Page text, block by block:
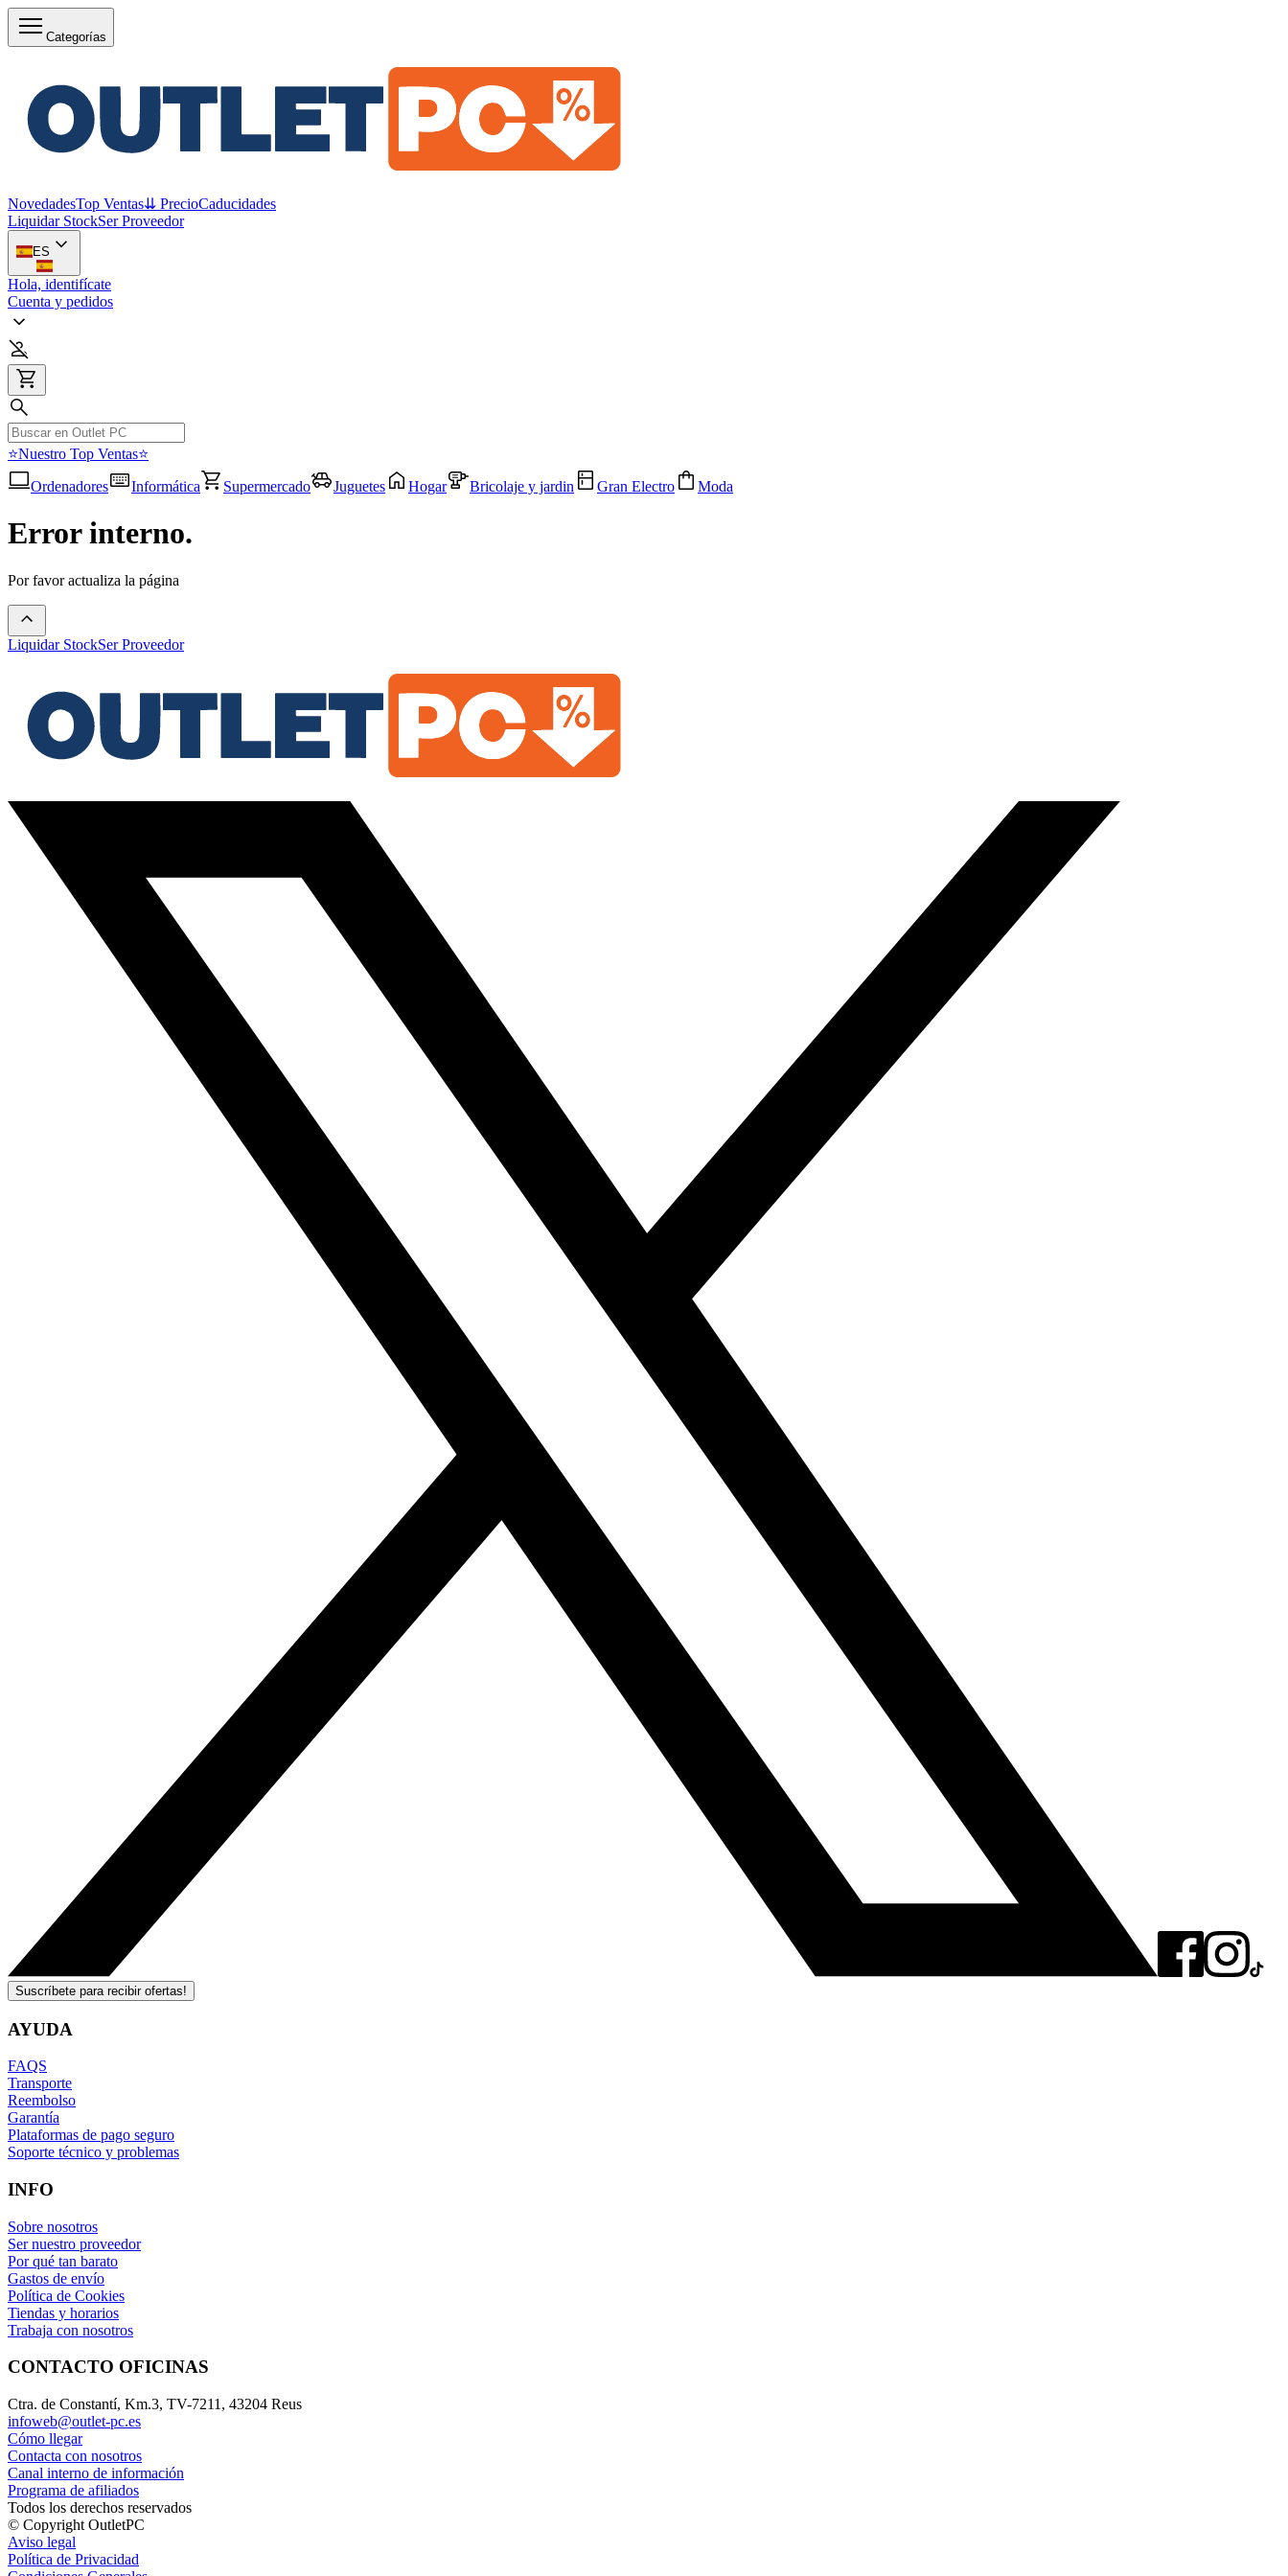
Categorías
NovedadesTop Ventas⇊ PrecioCaducidades
Liquidar StockSer Proveedor
ES
Hola, identifícate
Cuenta y pedidos
⭐Nuestro Top Ventas⭐
Ordenadores
Informática Supermercado Juguetes Hogar Bricolaje y jardin Gran Electro Moda
Error interno.
Por favor actualiza la página
Liquidar StockSer Proveedor
Suscríbete para recibir ofertas!
AYUDA
FAQS
Transporte
Reembolso
Garantía
Plataformas de pago seguro
Soporte técnico y problemas
INFO
Sobre nosotros
Ser nuestro proveedor
Por qué tan barato
Gastos de envío
Política de Cookies
Tiendas y horarios
Trabaja con nosotros
CONTACTO OFICINAS
Ctra. de Constantí, Km.3, TV-7211, 43204 Reus
infoweb@outlet-pc.es
Cómo llegar
Contacta con nosotros
Canal interno de información
Programa de afiliados
Todos los derechos reservados
© Copyright OutletPC
Aviso legal
Política de Privacidad